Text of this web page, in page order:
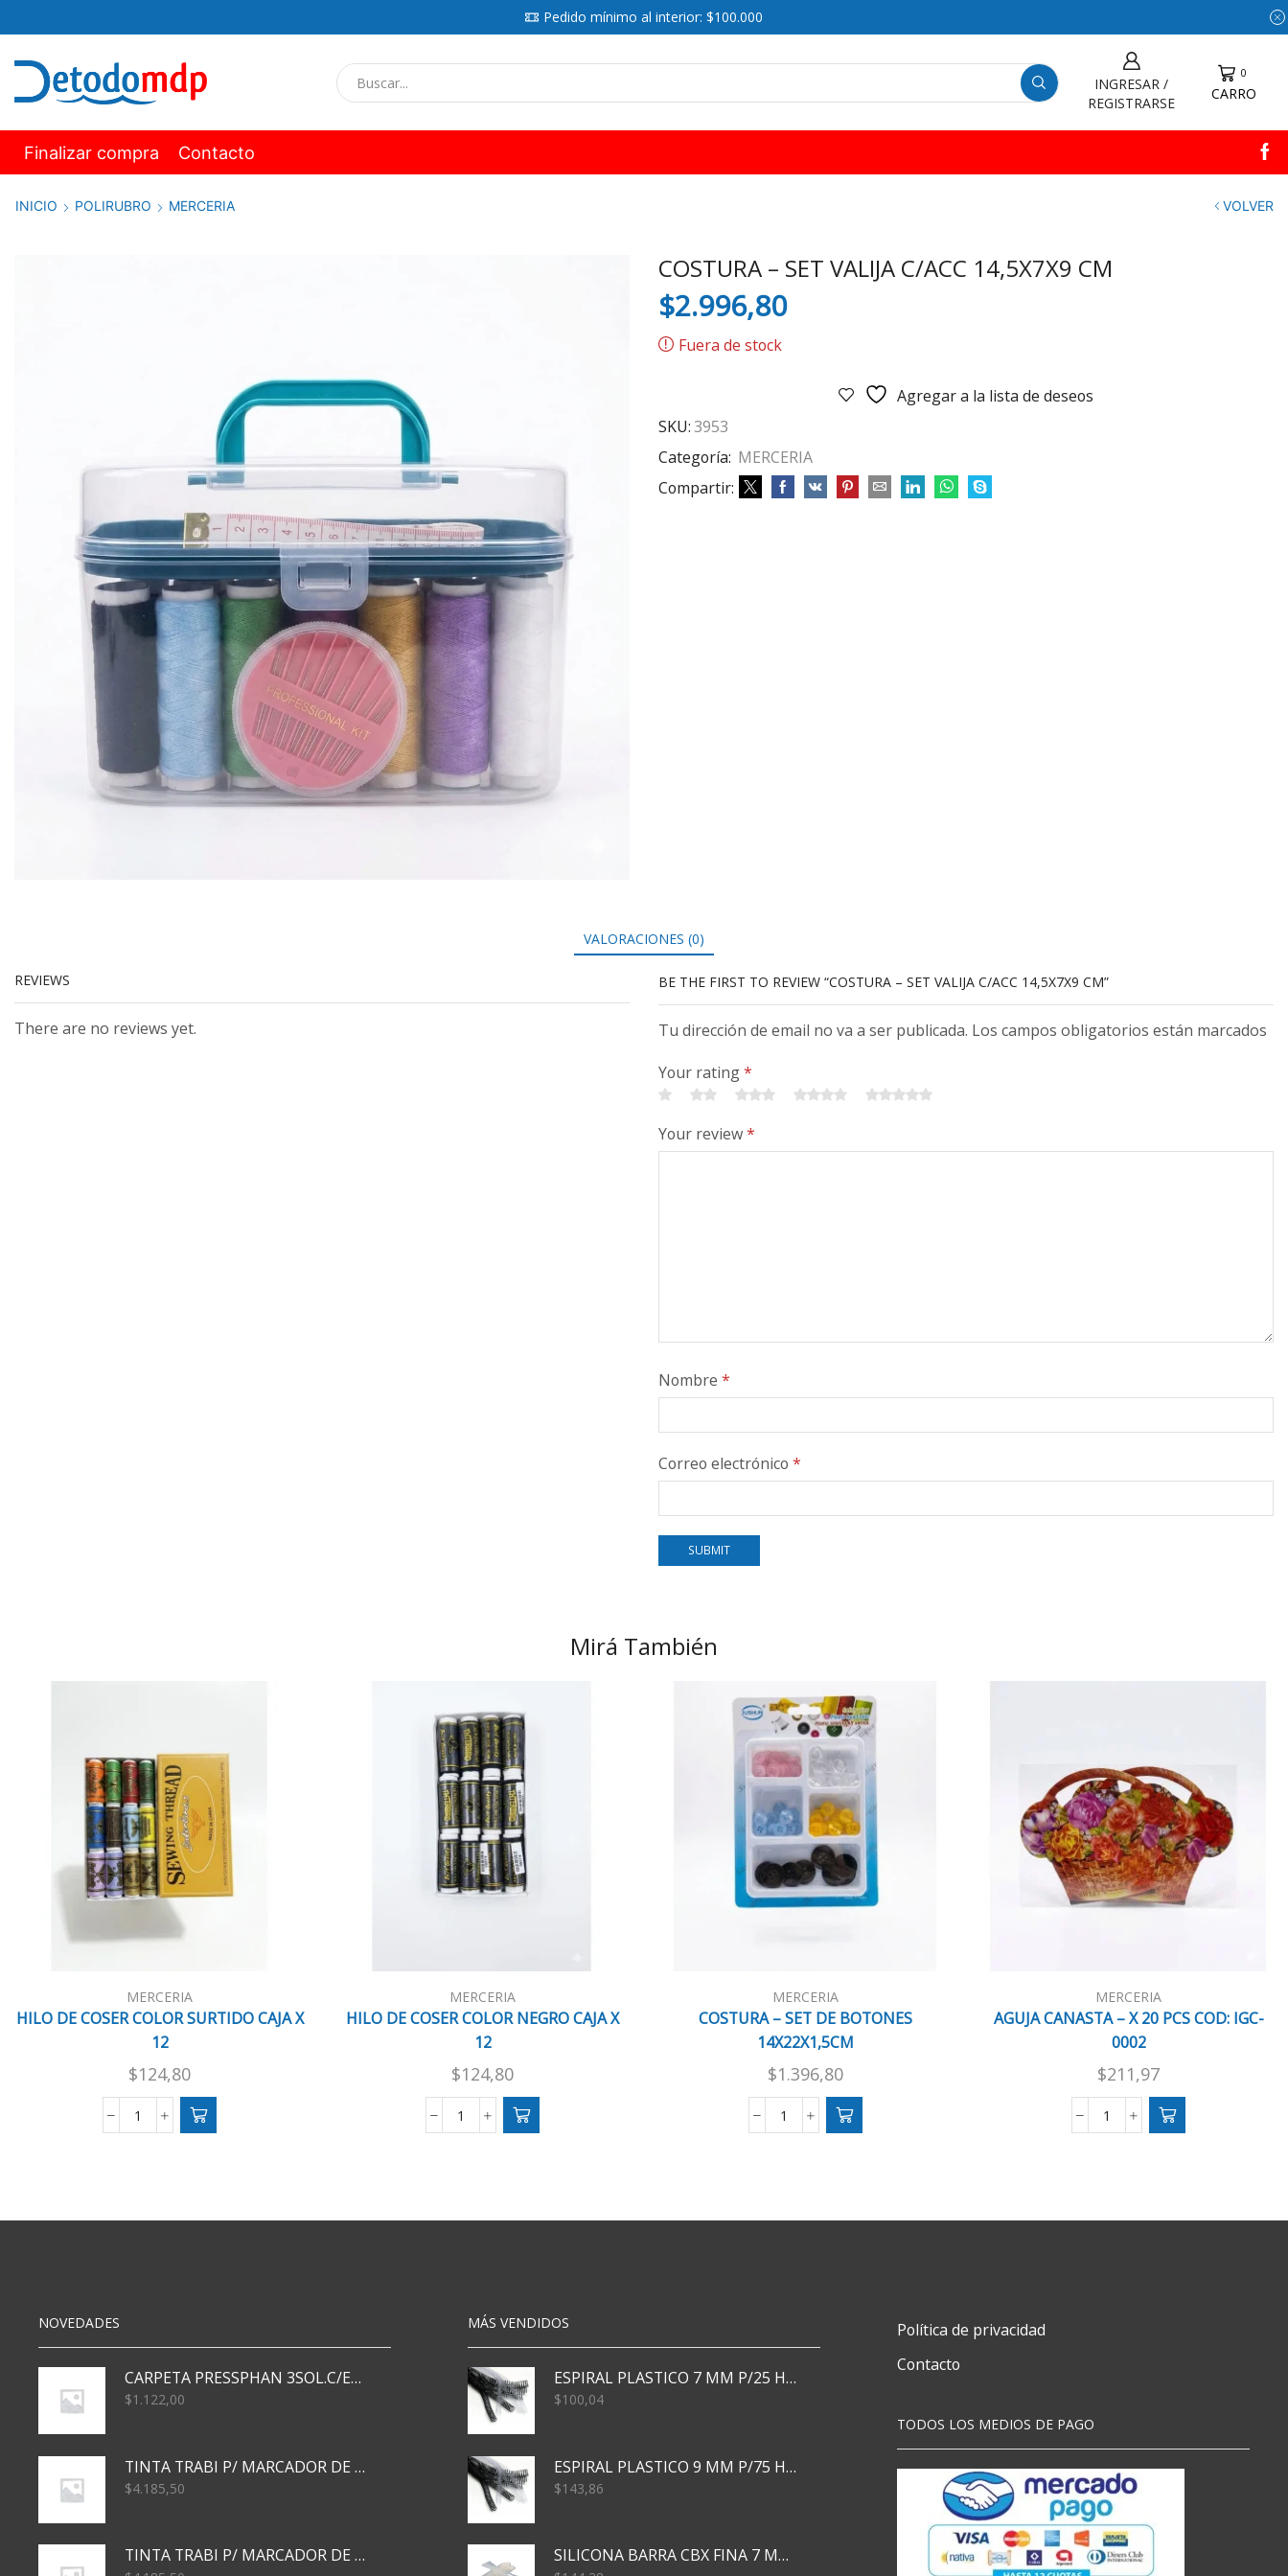
Pedido mínimo al interior: $100.000
INGRESAR /
REGISTRARSE
0
CARRO
Finalizar compra Contacto
INICIO POLIRUBRO MERCERIA VOLVER
COSTURA – SET VALIJA C/ACC 14,5X7X9 CM
$2.996,80
Fuera de stock
Agregar a la lista de deseos
SKU:3953
Categoría: MERCERIA
Compartir:
VALORACIONES (0)
REVIEWS
There are no reviews yet.
BE THE FIRST TO REVIEW “COSTURA – SET VALIJA C/ACC 14,5X7X9 CM”
Tu dirección de email no va a ser publicada. Los campos obligatorios están marcados
Your rating*
Your review*
Nombre *
Correo electrónico *
Mirá También
MERCERIA
HILO DE COSER COLOR SURTIDO CAJA X
12
$124,80
HILO
CAJA
MERCERIA
HILO DE COSER COLOR NEGRO CAJA X
12
$124,80
HILO
CAJA
MERCERIA
COSTURA – SET DE BOTONES
14X22X1,5CM
$1.396,80
COSTURA
14X22X1,5CM
MERCERIA
AGUJA CANASTA – X 20 PCS COD: IGC-
0002
$211,97
AGUJA
PCS
NOVEDADES
CARPETA PRESSPHAN 3SOL.C/ELAST MARRON A4 P01A
$1.122,00
TINTA TRABI P/ MARCADOR DE PIZARRA x30ml AZUL
$4.185,50
TINTA TRABI P/ MARCADOR DE PIZARRA x30ml ROJO
MÁS VENDIDOS
ESPIRAL PLASTICO 7 MM P/25 HJS X50x3000
$100,04
ESPIRAL PLASTICO 9 MM P/75 HJS X50X2400
$143,86
SILICONA BARRA CBX FINA 7 MM 28 CM
Política de privacidad
Contacto
TODOS LOS MEDIOS DE PAGO